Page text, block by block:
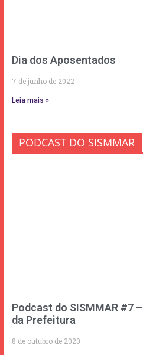
Dia dos Aposentados
7 de junho de 2022
Leia mais »
PODCAST DO SISMMAR
Podcast do SISMMAR #7
da Prefeitura
8 de outubro de 2020